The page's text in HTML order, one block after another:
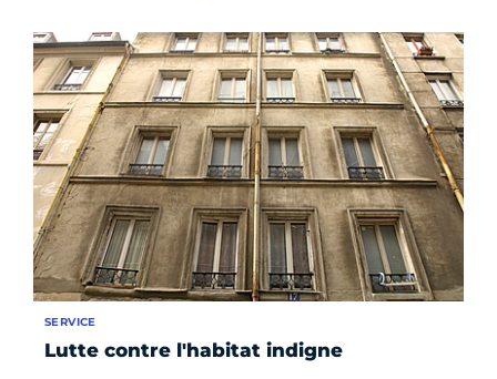
Lutte contre l'habitat indigne
SERVICE